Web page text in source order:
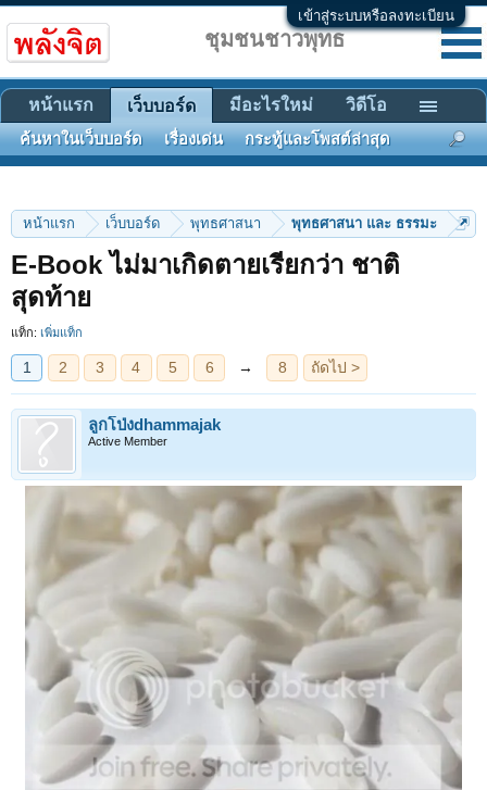
เข้าสู่ระบบหรือลงทะเบียน
หน้าแรก เว็บบอร์ด พุทธศาสนา พุทธศาสนา และ ธรรมะ
E-Book ไม่มาเกิดตายเรียกว่า ชาติ
สุดท้าย
แท็ก: เพิ่มแท็ก
1 2 3 4 5 6 → 8 ถัดไป >
ลูกโป่งdhammajak
Active Member
ชุมชนชาวพุทธ
หน้าแรก เว็บบอร์ด
ค้นหาในเว็บบอร์ด เรื่องเด่น กระทู้และโพสต์ล่าสุด
มีอะไรใหม่ วิดีโอ